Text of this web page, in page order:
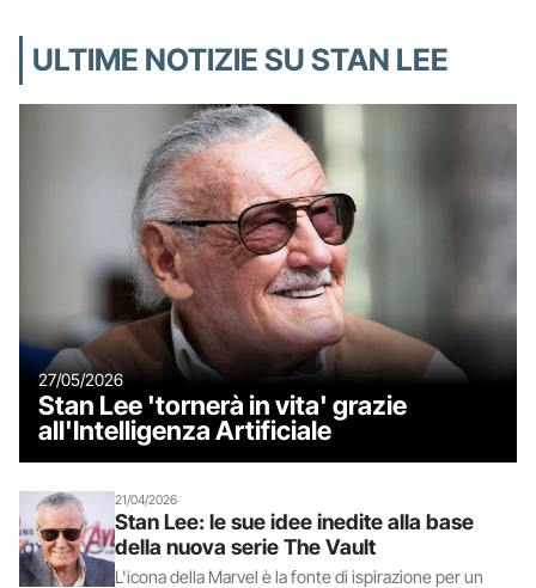
ULTIME NOTIZIE SU STAN LEE
27/05/2026
Stan Lee 'tornerà in vita' grazie
all'Intelligenza Artificiale
21/04/2026
Stan Lee: le sue idee inedite alla base
della nuova serie The Vault
L'icona della Marvel è la fonte di ispirazione per un